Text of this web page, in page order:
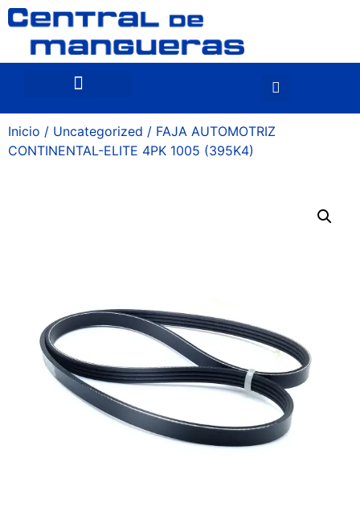
Inicio / Uncategorized / FAJA AUTOMOTRIZ
CONTINENTAL-ELITE 4PK 1005 (395K4)